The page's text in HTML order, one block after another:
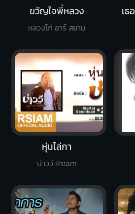
ขวัญใจพี่หลวง
หลวงไก่ อาร์ สยาม
หุ่นไล่กา
บ่าววี Rsiam